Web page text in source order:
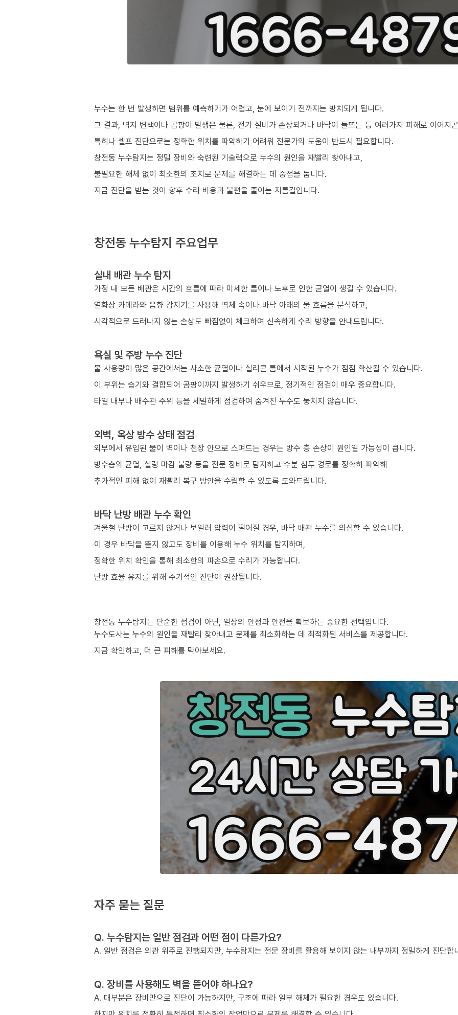
누수는 한 번 발생하면 범위를 예측하기가 어렵고, 눈에 보이기 전까지는 방치되게 됩니다.
그 결과, 벽지 변색이나 곰팡이 발생은 물론, 전기 설비가 손상되거나 바닥이 들뜨는 등 여러가지 피해로 이어지
특히나 셀프 진단으로는 정확한 위치를 파악하기 어려워 전문가의 도움이 반드시 필요합니다.
창전동 누수탐지는 정밀 장비와 숙련된 기술력으로 누수의 원인을 재빨리 찾아내고,
불필요한 해체 없이 최소한의 조치로 문제를 해결하는 데 중점을 둡니다.
지금 진단을 받는 것이 향후 수리 비용과 불편을 줄이는 지름길입니다.
창전동 누수탐지 주요업무
실내 배관 누수 탐지
가정 내 모든 배관은 시간의 흐름에 따라 미세한 틈이나 노후로 인한 균열이 생길 수 있습니다.
열화상 카메라와 음향 감지기를 사용해 벽체 속이나 바닥 아래의 물 흐름을 분석하고,
시각적으로 드러나지 않는 손상도 빠짐없이 체크하여 신속하게 수리 방향을 안내드립니다.
욕실 및 주방 누수 진단
물 사용량이 많은 공간에서는 사소한 균열이나 실리콘 틈에서 시작된 누수가 점점 확산될 수 있습니다.
이 부위는 습기와 결합되어 곰팡이까지 발생하기 쉬우므로, 정기적인 점검이 매우 중요합니다.
타일 내부나 배수관 주위 등을 세밀하게 점검하여 숨겨진 누수도 놓치지 않습니다.
외벽, 옥상 방수 상태 점검
외부에서 유입된 물이 벽이나 천장 안으로 스며드는 경우는 방수 층 손상이 원인일 가능성이 큽니다.
방수층의 균열, 실링 마감 불량 등을 전문 장비로 탐지하고 수분 침투 경로를 정확히 파악해
추가적인 피해 없이 재빨리 복구 방안을 수립할 수 있도록 도와드립니다.
바닥 난방 배관 누수 확인
겨울철 난방이 고르지 않거나 보일러 압력이 떨어질 경우, 바닥 배관 누수를 의심할 수 있습니다.
이 경우 바닥을 뜯지 않고도 장비를 이용해 누수 위치를 탐지하며,
정확한 위치 확인을 통해 최소한의 파손으로 수리가 가능합니다.
난방 효율 유지를 위해 주기적인 진단이 권장됩니다.
창전동 누수탐지는 단순한 점검이 아닌, 일상의 안정과 안전을 확보하는 중요한 선택입니다.
누수도사는 누수의 원인을 재빨리 찾아내고 문제를 최소화하는 데 최적화된 서비스를 제공합니다.
지금 확인하고, 더 큰 피해를 막아보세요.
자주 묻는 질문
Q. 누수탐지는 일반 점검과 어떤 점이 다른가요?
A. 일반 점검은 외관 위주로 진행되지만, 누수탐지는 전문 장비를 활용해 보이지 않는 내부까지 정밀하게 진단합
Q. 장비를 사용해도 벽을 뜯어야 하나요?
A. 대부분은 장비만으로 진단이 가능하지만, 구조에 따라 일부 해체가 필요한 경우도 있습니다.